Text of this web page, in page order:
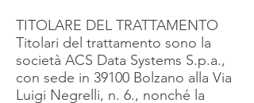
TITOLARE DEL TRATTAMENTO
Titolari del trattamento sono la
società ACS Data Systems S.p.a.,
con sede in 39100 Bolzano alla Via
Luigi Negrelli, n. 6., nonché la